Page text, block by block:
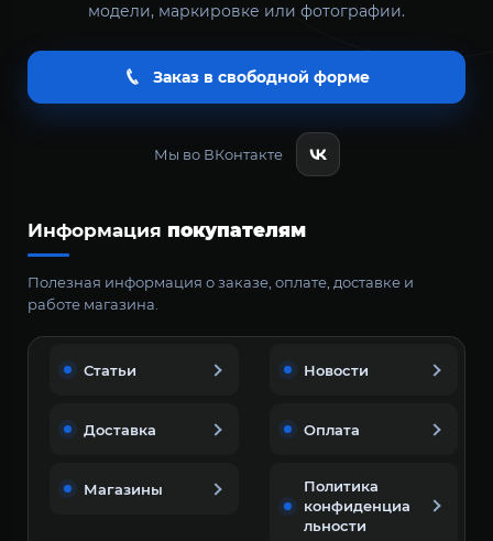
модели, маркировке или фотографии.
Заказ в свободной форме
Мы во ВКонтакте
Информация покупателям
Полезная информация о заказе, оплате, доставке и
работе магазина.
Статьи Новости
Доставка Оплата
Магазины
Политика
конфиденциа
льности